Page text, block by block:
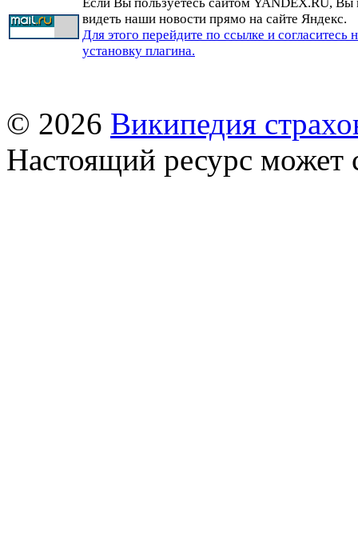
видеть наши новости прямо на сайте Яндекс.
Для этого перейдите по ссылке и согласитесь
установку плагина.
© 2026 Википедия
Настоящий ресурс может